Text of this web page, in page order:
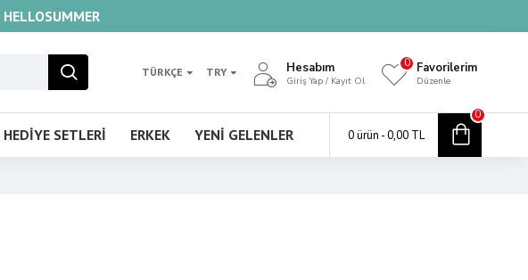
HELLOSUMMER
TÜRKÇE TRY Hesabım
Giriş Yap / Kayıt Ol
Favorilerim
Düzenle
0
HEDIYE SETLERI ERKEK YENI GELENLER 0 ürün - 0,00 TL
0